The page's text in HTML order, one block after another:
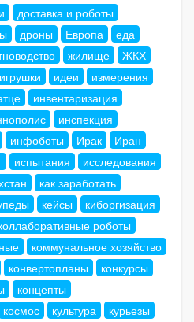
доставка и роботы
дроны Европа
еда
жилище
ЖКХ
игрушки идеи
измерения
инвентаризация
инспекция
инфоботы Ирак
Иран
испытания
исследования
как заработать
кейсы
киборгизация
роботы
коммунальное хозяйство
конвертопланы
конкурсы
концепты
космос культура
курьезы